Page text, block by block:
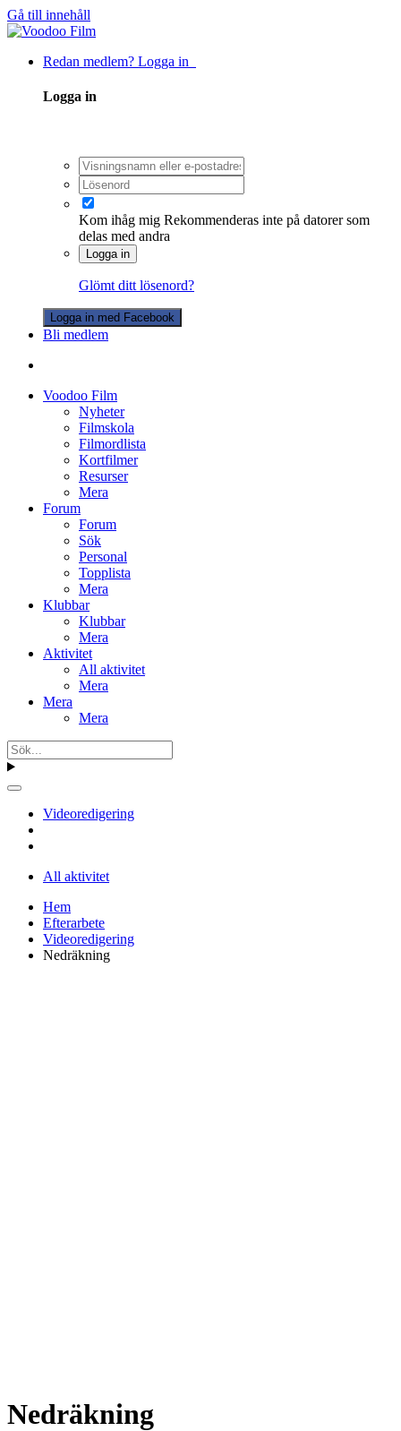
Gå till innehåll
Redan medlem? Logga in
Logga in
Kom ihåg mig Rekommenderas inte på datorer som
delas med andra
Logga in
Glömt ditt lösenord?
Logga in med Facebook
Bli medlem
Voodoo Film
Nyheter
Filmskola
Filmordlista
Kortfilmer
Resurser
Mera
Forum
Forum
Sök
Personal
Topplista
Mera
Klubbar
Klubbar
Mera
Aktivitet
All aktivitet
Mera
Mera
Mera
Videoredigering
All aktivitet
Hem
Efterarbete
Videoredigering
Nedräkning
Nedräkning